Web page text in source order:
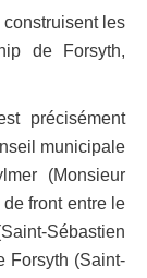
les
de Forsyth,
précisément
municipale
(Monsieur
front entre le
Sébastien
Forsyth (Saint-